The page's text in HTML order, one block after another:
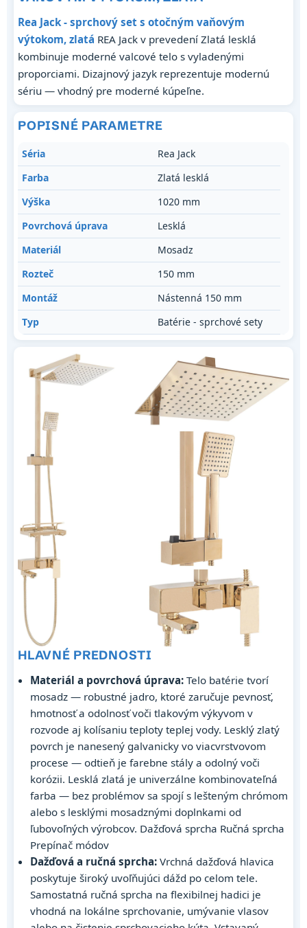
Rea Jack - sprchový set s otočným vaňovým
výtokom, zlatá REA Jack v prevedení Zlatá lesklá
kombinuje moderné valcové telo s vyladenými
proporciami. Dizajnový jazyk reprezentuje modernú
sériu — vhodný pre moderné kúpeľne.
POPISNÉ PARAMETRE
Séria
Rea Jack
Farba
Zlatá lesklá
Výška
1020 mm
Povrchová úprava
Lesklá
Materiál
Mosadz
Rozteč
150 mm
Montáž
Nástenná 150 mm
Typ
Batérie - sprchové sety
HLAVNÉ PREDNOSTI
Materiál a povrchová úprava: Telo batérie tvorí
mosadz — robustné jadro, ktoré zaručuje pevnosť,
hmotnosť a odolnosť voči tlakovým výkyvom v
rozvode aj kolísaniu teploty teplej vody. Lesklý zlatý
povrch je nanesený galvanicky vo viacvrstvovom
procese — odtieň je farebne stály a odolný voči
korózii. Lesklá zlatá je univerzálne kombinovateľná
farba — bez problémov sa spojí s lešteným chrómom
alebo s lesklými mosadznými doplnkami od
ľubovoľných výrobcov. Dažďová sprcha Ručná sprcha
Prepínač módov
Dažďová a ručná sprcha: Vrchná dažďová hlavica
poskytuje široký uvoľňujúci dážd po celom tele.
Samostatná ručná sprcha na flexibilnej hadici je
vhodná na lokálne sprchovanie, umývanie vlasov